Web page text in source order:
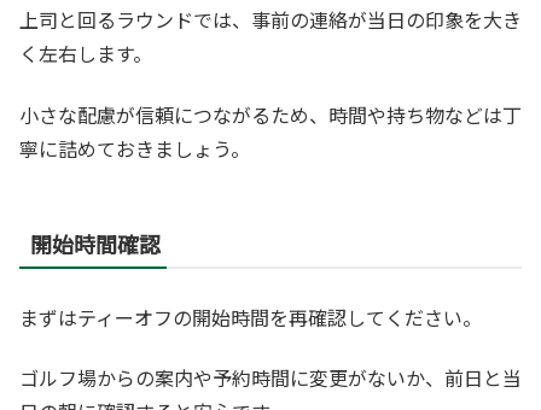
上司と回るラウンドでは、事前の連絡が当日の印象を大き
く左右します。
小さな配慮が信頼につながるため、時間や持ち物などは丁
寧に詰めておきましょう。
開始時間確認
まずはティーオフの開始時間を再確認してください。
ゴルフ場からの案内や予約時間に変更がないか、前日と当